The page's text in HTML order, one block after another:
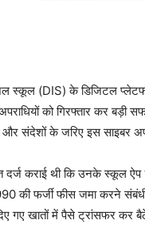
स्कूल (DIS) के डिजिटल
को गिरफ्तार कर बड़ी
संदेशों के जरिए इस साइबर
कराई थी कि उनके स्कूल
की फर्जी फीस जमा करने
गए खातों में पैसे ट्रांसफर कर